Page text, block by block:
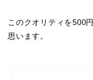
このクオリティを500
思います 。